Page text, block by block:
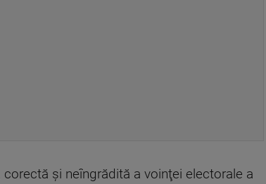
şi neîngrădită a voinţei electorale a